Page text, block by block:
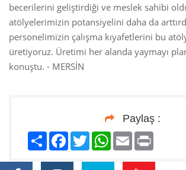
becerilerini geliştirdiği ve meslek sahibi
atölyelerimizin potansiyelini daha da
personelimizin çalışma kıyafetlerini bu
üretiyoruz. Üretimi her alanda yaymayı
konuştu. - MERSİN
Paylaş :
PaylaşFacebook
TwitterWhatsApp
Email